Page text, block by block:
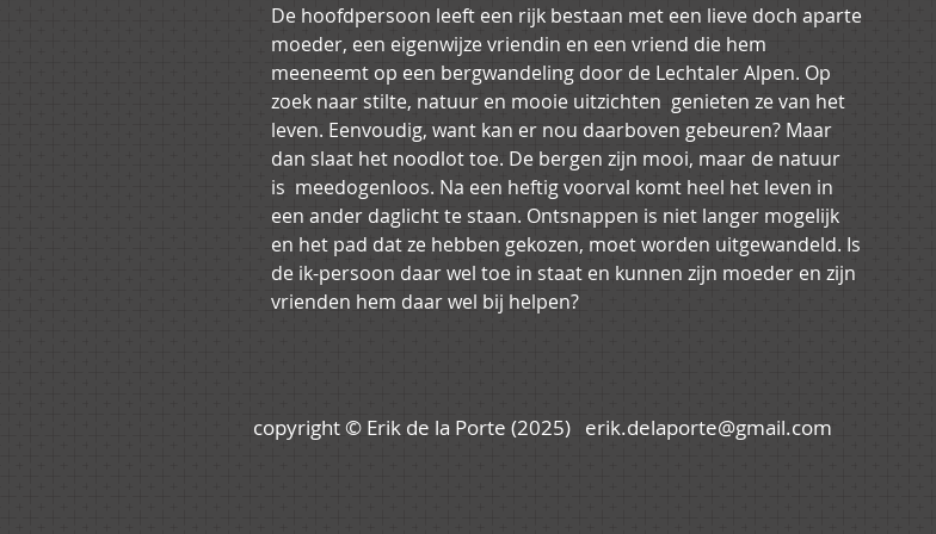
De hoofdpersoon leeft een rijk bestaan met een lieve doch aparte
moeder, een eigenwijze vriendin en een vriend die hem
meeneemt op een bergwandeling door de Lechtaler Alpen. Op
zoek naar stilte, natuur en mooie uitzichten  genieten ze van het
leven. Eenvoudig, want kan er nou daarboven gebeuren? Maar
dan slaat het noodlot toe. De bergen zijn mooi, maar de natuur
is  meedogenloos. Na een heftig voorval komt heel het leven in
een ander daglicht te staan. Ontsnappen is niet langer mogelijk
en het pad dat ze hebben gekozen, moet worden uitgewandeld. Is
de ik-persoon daar wel toe in staat en kunnen zijn moeder en zijn
vrienden hem daar wel bij helpen?
copyright© Erik de la Porte (2025) erik.delaporte@gmail.com